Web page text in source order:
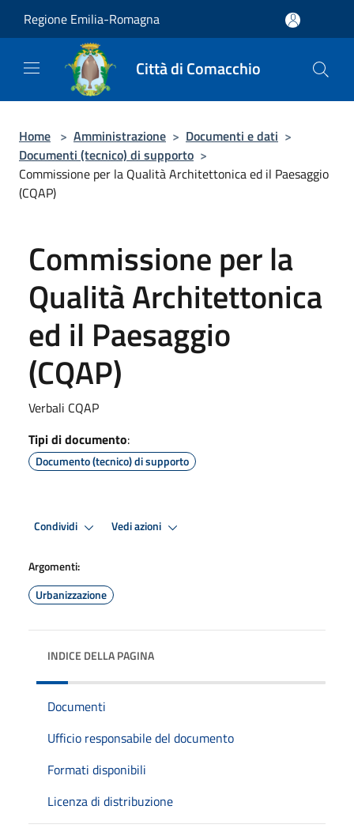
Regione Emilia-Romagna
Città di Comacchio
Home > Amministrazione > Documenti e dati >
Documenti (tecnico) di supporto >
Commissione per la Qualità Architettonica ed il Paesaggio
(CQAP)
Commissione per la
Qualità Architettonica
ed il Paesaggio
(CQAP)
Verbali CQAP
Tipi di documento:
Documento (tecnico) di supporto
Condividi Vedi azioni
Argomenti:
Urbanizzazione
INDICE DELLA PAGINA
Documenti
Ufficio responsabile del documento
Formati disponibili
Licenza di distribuzione